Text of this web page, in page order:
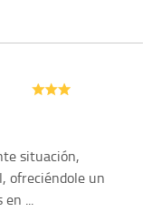
situación,
ofreciéndole un
...